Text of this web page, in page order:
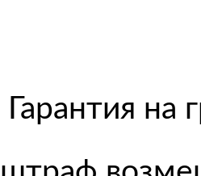
Гарантия на